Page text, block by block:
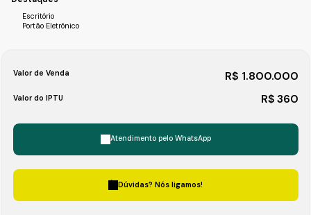
Escritório
Portão Eletrônico
R$ 1.800.000
Valor de Venda
Valor do IPTU R$360
Atendimento pelo WhatsApp
Dúvidas? Nós ligamos!